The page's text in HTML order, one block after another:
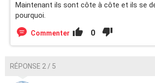
Maintenant ils sont côte à côte et ils se
pourquoi.
Commenter 0
RÉPONSE 2 / 5